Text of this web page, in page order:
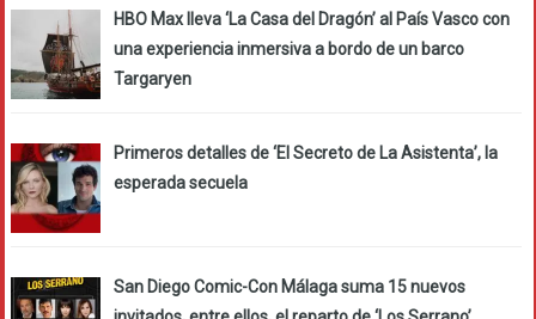
HBO Max lleva ‘La Casa del Dragón’ al País Vasco con
una experiencia inmersiva a bordo de un barco
Targaryen
Primeros detalles de ‘El Secreto de La Asistenta’, la
esperada secuela
San Diego Comic-Con Málaga suma 15 nuevos